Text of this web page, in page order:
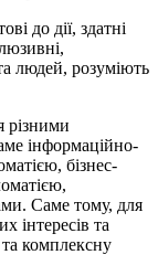
до дії, здатні
людей, розуміють
різними
інформаційно-
бізнес-
Саме тому, для
інтересів та
комплексну